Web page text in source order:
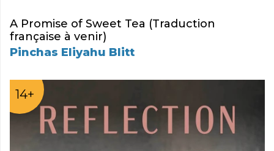
A Promise of Sweet Tea (Traduction
française à venir)
Pinchas Eliyahu Blitt
14+